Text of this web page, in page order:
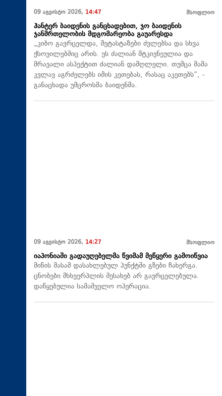
09 აგვისტო 2026, 14:47 მსოფლიო
ჰანტერ ბაიდენის განცხადებით, ჯო ბაიდენის
ჯანმრთელობის მდგომარეობა გაუარესდა
„კიბო გავრცელდა, მეტასტაზები ძვლებსა და სხვა
ქსოვილებშიც არის. ეს ძალიან მტკივნეულია და
მრავალი ასპექტით ძალიან დამღლელი. თუმცა მამა
კვლავ აგრძელებს იმის კეთებას, რასაც აკეთებს“, -
განაცხადა უმცროსმა ბაიდენმა.
09 აგვისტო 2026, 14:27 მსოფლიო
იაპონიაში გადაუღებელმა წვიმამ მეწყერი გამოიწვია
მიწის მასამ დასახლებულ პუნქტში გზები ჩახერგა.
ცნობები მსხვერპლის შესახებ არ გავრცელებულა.
დაწყებულია სამაშველო ოპერაცია.